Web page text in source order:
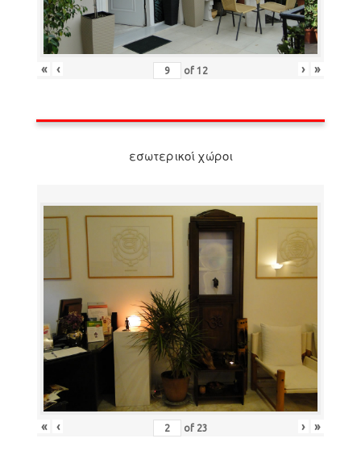
« ‹ of 12 › »
εσωτερικοί χώροι
« ‹ of 23 › »